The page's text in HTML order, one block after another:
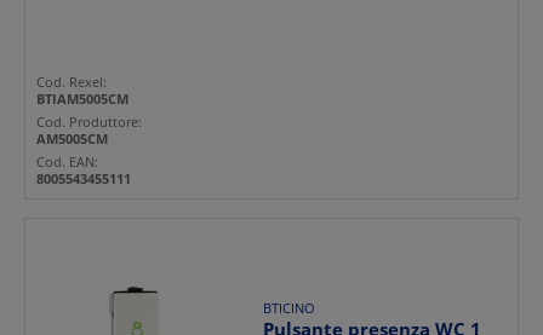
Cod. Rexel:
BTIAM5005CM
Cod. Produttore:
AM5005CM
Cod. EAN:
8005543455111
BTICINO
Pulsante presenza WC 1